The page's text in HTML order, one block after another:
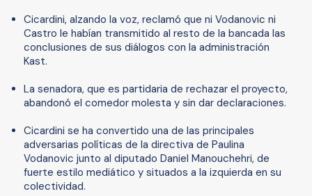
Cicardini, alzando la voz, reclamó que ni Vodanovic ni
Castro le habían transmitido al resto de la bancada las
conclusiones de sus diálogos con la administración
Kast.
La senadora, que es partidaria de rechazar el proyecto,
abandonó el comedor molesta y sin dar declaraciones.
Cicardini se ha convertido una de las principales
adversarias políticas de la directiva de Paulina
Vodanovic junto al diputado Daniel Manouchehri, de
fuerte estilo mediático y situados a la izquierda en su
colectividad.